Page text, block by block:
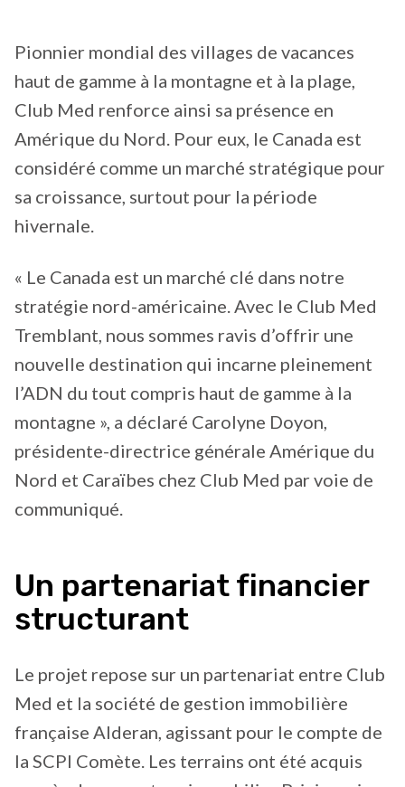
Pionnier mondial des villages de vacances
haut de gamme à la montagne et à la plage,
Club Med renforce ainsi sa présence en
Amérique du Nord. Pour eux, le Canada est
considéré comme un marché stratégique pour
sa croissance, surtout pour la période
hivernale.
« Le Canada est un marché clé dans notre
stratégie nord-américaine. Avec le Club Med
Tremblant, nous sommes ravis d’offrir une
nouvelle destination qui incarne pleinement
l’ADN du tout compris haut de gamme à la
montagne », a déclaré Carolyne Doyon,
présidente-directrice générale Amérique du
Nord et Caraïbes chez Club Med par voie de
communiqué.
Un partenariat financier
structurant
Le projet repose sur un partenariat entre Club
Med et la société de gestion immobilière
française Alderan, agissant pour le compte de
la SCPI Comète. Les terrains ont été acquis